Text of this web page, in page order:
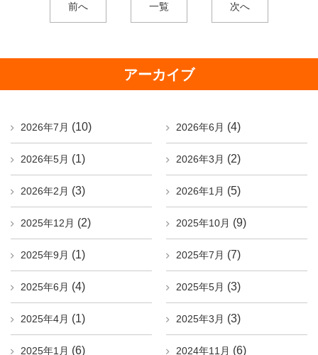
前へ 一覧 次へ
アーカイブ
2026年7月 (10) 2026年6月 (4)
2026年5月 (1) 2026年3月 (2)
2026年2月 (3) 2026年1月 (5)
2025年12月 (2) 2025年10月 (9)
2025年9月 (1) 2025年7月 (7)
2025年6月 (4) 2025年5月 (3)
2025年4月 (1) 2025年3月 (3)
2025年1月 (6) 2024年11月 (6)